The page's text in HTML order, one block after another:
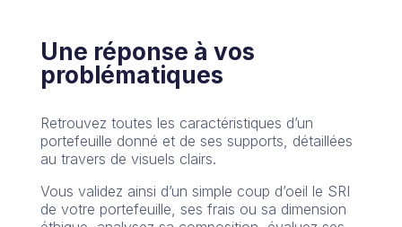
Une réponse à vos
problématiques
Retrouvez toutes les caractéristiques d’un
portefeuille donné et de ses supports, détaillées
au travers de visuels clairs.
Vous validez ainsi d’un simple coup d’oeil le SRI
de votre portefeuille, ses frais ou sa dimension